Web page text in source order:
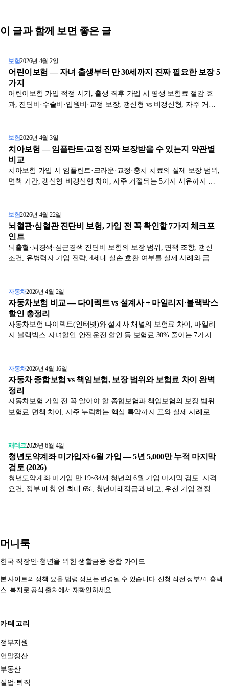
이 글과 함께 보면 좋은 글
보험2026년 4월 2일
어린이보험 — 자녀 출생부터 만 30세까지 진짜 필요한 보장 5
가지
어린이보험 가입 적정 시기, 출생 직후 가입 시 평생 보험료 절감 효
과, 진단비·수술비·입원비·교정 보장, 갱신형 vs 비갱신형, 자주 거절
보험2026년 4월 3일
치아보험 — 임플란트·교정 진짜 보장받을 수 있는지 약관별
비교
치아보험 가입 시 임플란트·크라운·교정·충치 치료의 실제 보장 범위,
면책 기간, 갱신형·비갱신형 차이, 자주 거절되는 5가지 사유까지 직
보험2026년 4월 22일
뇌혈관·심혈관 진단비 보험, 가입 전 꼭 확인할 7가지 체크포
인트
뇌출혈·뇌경색·심근경색 진단비 보험의 보장 범위, 면책 조항, 갱신
조건, 유병력자 가입 전략, 4세대 실손 호환 여부를 실제 사례와 금감
자동차2026년 4월 2일
자동차보험 비교 — 다이렉트 vs 설계사 + 마일리지·블랙박스
할인 총정리
자동차보험 다이렉트(인터넷)와 설계사 채널의 보험료 차이, 마일리
지·블랙박스·자녀할인·안전운전 할인 등 보험료 30% 줄이는 7가지 할
자동차2026년 4월 16일
자동차 종합보험 vs 책임보험, 보장 범위와 보험료 차이 완벽
정리
자동차보험 가입 전 꼭 알아야 할 종합보험과 책임보험의 보장 범위·
보험료·면책 차이, 자주 누락하는 핵심 특약까지 표와 실제 사례로 한
재테크2026년 6월 4일
청년도약계좌 미가입자 6월 가입 — 5년 5,000만 누적 마지막
검토 (2026)
청년도약계좌 미가입 만 19~34세 청년의 6월 가입 마지막 검토. 자격
요건, 정부 매칭 연 최대 6%, 청년미래적금과 비교, 우선 가입 결정 흐
머니룩
한국 직장인·청년을 위한 생활금융 종합 가이드
본 사이트의 정책·요율·법령 정보는 변경될 수 있습니다. 신청 직전 정부24· 홈택
스· 복지로 공식 출처에서 재확인하세요.
카테고리
정부지원
연말정산
부동산
실업·퇴직